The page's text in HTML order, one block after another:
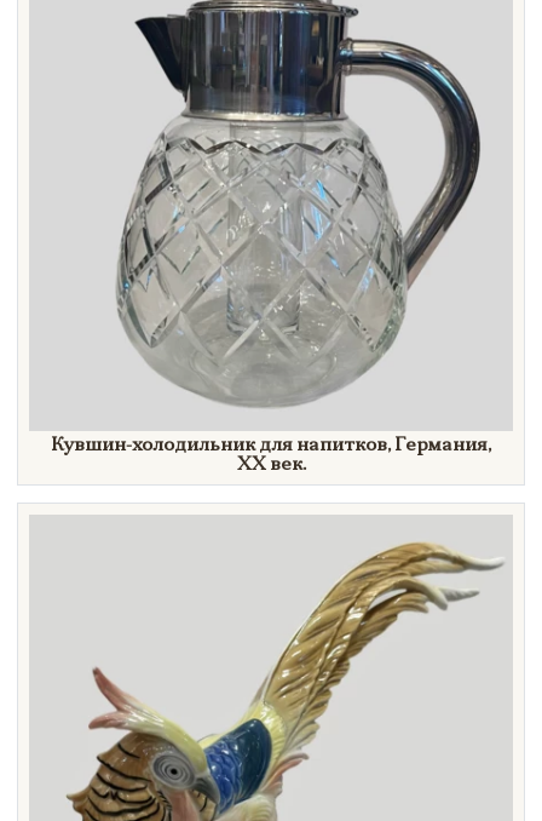
Кувшин-холодильник для напитков, Германия,
XX век.